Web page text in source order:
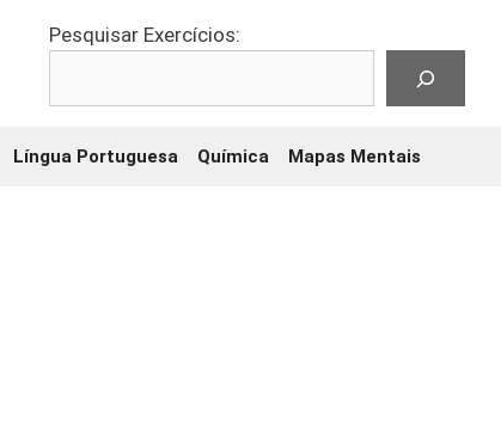
Pesquisar Exercícios:
Língua Portuguesa Química Mapas Mentais